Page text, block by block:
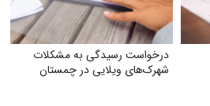
درخواست رسیدگی به مشکلات
شهرک‌های ویلایی در چمستان